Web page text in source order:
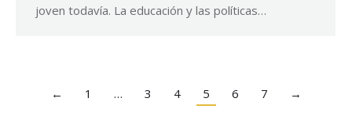
joven todavía. La educación y las políticas…
← 1 … 3 4 5 6 7 →